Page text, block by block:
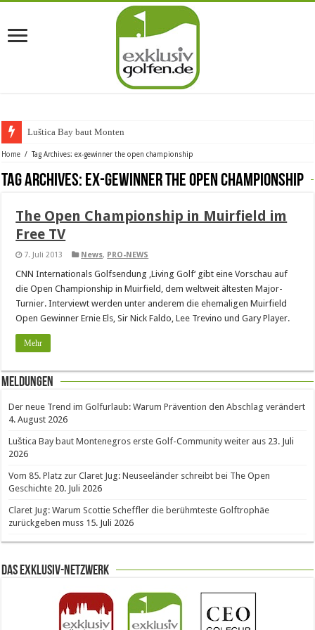
Luštica Bay baut Montenegro
Home / Tag Archives: ex-gewinner the open championship
Tag Archives: ex-gewinner the open championship
The Open Championship in Muirfield im
Free TV
7. Juli 2013 News, PRO-NEWS
CNN Internationals Golfsendung ‚Living Golf‘ gibt eine Vorschau auf
die Open Championship in Muirfield, dem weltweit ältesten Major-
Turnier. Interviewt werden unter anderem die ehemaligen Muirfield
Open Gewinner Ernie Els, Sir Nick Faldo, Lee Trevino und Gary Player.
Mehr
Meldungen
Der neue Trend im Golfurlaub: Warum Prävention den Abschlag verändert
4. August 2026
Luštica Bay baut Montenegros erste Golf-Community weiter aus 23. Juli
2026
Vom 85. Platz zur Claret Jug: Neuseeländer schreibt bei The Open
Geschichte 20. Juli 2026
Claret Jug: Warum Scottie Scheffler die berühmteste Golftrophäe
zurückgeben muss 15. Juli 2026
Das Exklusiv-Netzwerk